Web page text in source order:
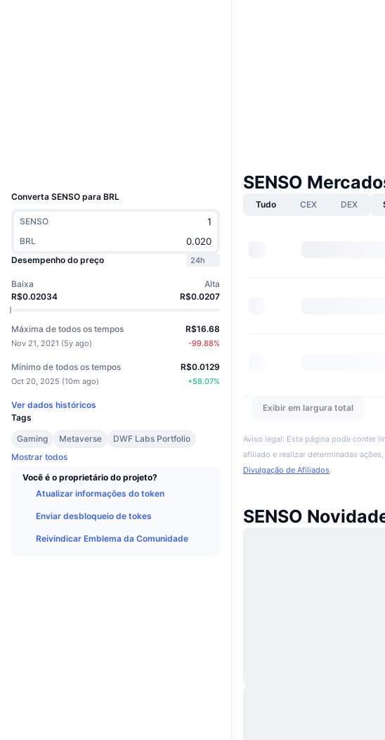
Converta SENSO para BRL
SENSO
BRL
Desempenho do preço
24h
Baixa
R$0.02034
Alta
R$0.0207
Máxima de todos os tempos
Nov 21, 2021 (5y ago)
R$16.68
-99.88%
Mínimo de todos os tempos
Oct 20, 2025 (10m ago)
R$0.0129
+58.07%
Ver dados históricos
Tags
Gaming
Metaverse
DWF Labs Portfolio
Mostrar todos
Você é o proprietário do projeto?
Atualizar informações do token
Enviar desbloqueio de tokes
Reivindicar Emblema da Comunidade
SENSO
Tudo CEX DEX
Exibir em largura total
Aviso legal: Esta página pode conter
afiliado e realizar determinadas
Divulgação de Afiliados.
SENSO